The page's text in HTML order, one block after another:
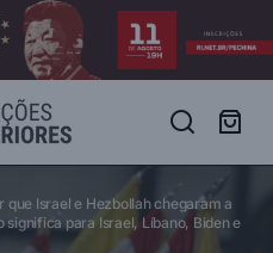
a um cessar-fogo agora − e o
Biden e Trump
que Israel e Hezbollah chegaram a
para Israel, Líbano, Biden e